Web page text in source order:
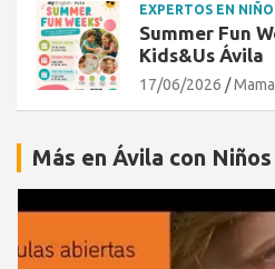
EXPERTOS EN
Summer Fun
Kids&Us Ávila
17/06/2026
Más en Ávila con Niños